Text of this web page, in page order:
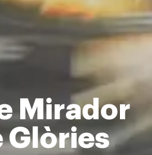
Mirador
Glòries